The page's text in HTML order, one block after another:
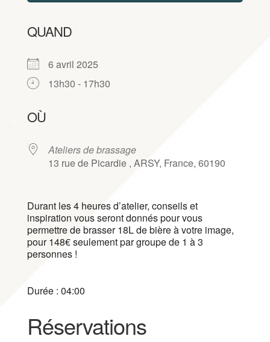
QUAND
6 avril 2025
13h30 - 17h30
OÙ
Ateliers de brassage
13 rue de Picardie , ARSY, France, 60190
Durant les 4 heures d’atelier, conseils et
inspiration vous seront donnés pour vous
permettre de brasser 18L de bière à votre image,
pour 148€ seulement par groupe de 1 à 3
personnes !
Durée : 04:00
Réservations